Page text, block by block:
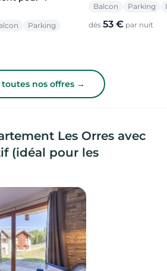
Parking
Balcon Parking
dès 53 € par nuit
toutes nos offres →
Les Orres avec
(idéal pour les